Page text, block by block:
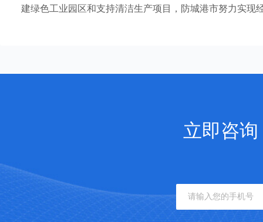
建绿色工业园区和支持清洁生产项目，防城港市努力实现
立即咨